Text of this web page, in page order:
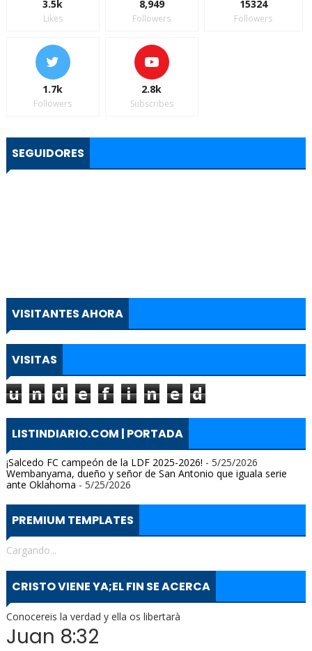
3.5k
Likes
8,949
Followers
15324
Followers
1.7k
Followers
2.8k
Subscribes
SEGUIDORES
VISITANTES AHORA
VISITAS
u n d e f i n e d
LISTINDIARIO.COM | PORTADA
¡Salcedo FC campeón de la LDF 2025-2026! - 5/25/2026
Wembanyama, dueño y señor de San Antonio que iguala serie
ante Oklahoma - 5/25/2026
PREMIUM TEMPLATES
Cargando...
CRISTO VIENE YA;EL FIN SE ACERCA
Conocereis la verdad y ella os libertarà
Juan 8:32